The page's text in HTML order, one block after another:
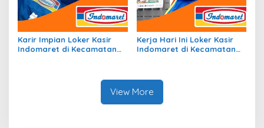
Karir Impian Loker Kasir
Indomaret di Kecamatan
Kerja Hari Ini Loker Kasir
Indomaret di Kecamatan
View More